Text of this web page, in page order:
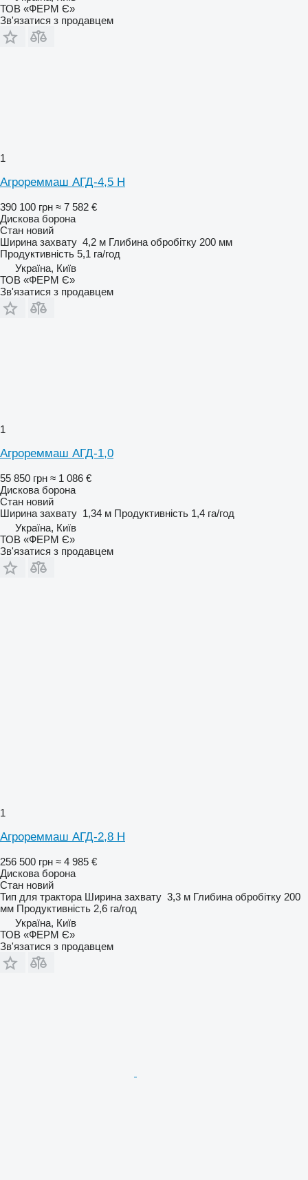
ТОВ «ФЕРМ Є»
Зв'язатися з продавцем
1
Агрореммаш АГД-4,5 Н
390 100 грн ≈ 7 582 €
Дискова борона
Стан новий
Ширина захвату 4,2 м Глибина обробітку 200 мм
Продуктивність 5,1 га/год
Україна, Київ
ТОВ «ФЕРМ Є»
Зв'язатися з продавцем
1
Агрореммаш АГД-1,0
55 850 грн ≈ 1 086 €
Дискова борона
Стан новий
Ширина захвату 1,34 м Продуктивність 1,4 га/год
Україна, Київ
ТОВ «ФЕРМ Є»
Зв'язатися з продавцем
1
Агрореммаш АГД-2,8 Н
256 500 грн ≈ 4 985 €
Дискова борона
Стан новий
Тип для трактора Ширина захвату 3,3 м Глибина обробітку 200
мм Продуктивність 2,6 га/год
Україна, Київ
ТОВ «ФЕРМ Є»
Зв'язатися з продавцем